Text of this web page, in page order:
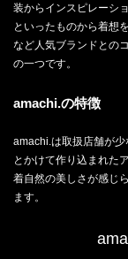
装からインスピレーシ
といったものから着想
など人気ブランドとの
の一つです。
amachi.の特徴
amachi.は取扱店舗が
とかけて作り込まれた
着自然の美しさが感じ
ます。